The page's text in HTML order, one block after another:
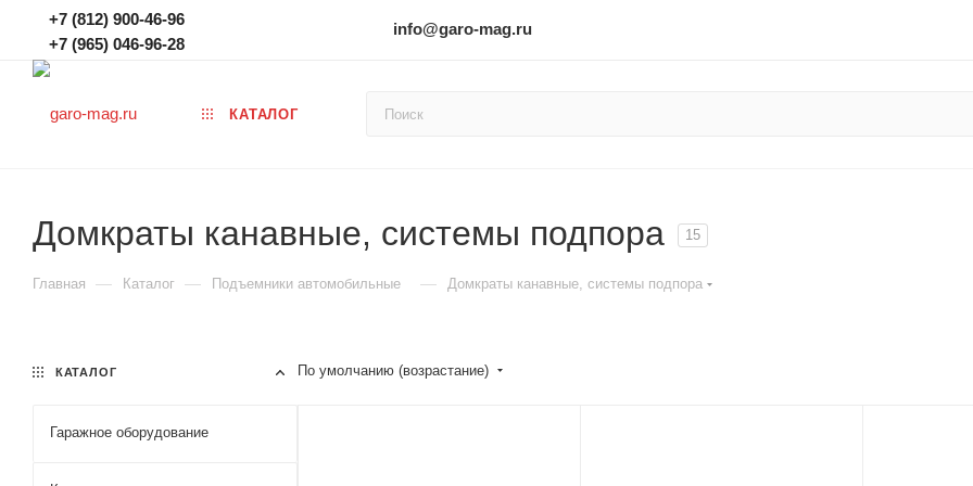
+7 (812) 900-46-96
+7 (965) 046-96-28
info@garo-mag.ru
КАТАЛОГ
Домкраты канавные, системы подпора 15
Главная — Каталог — Подъемники автомобильные — Домкраты канавные, системы подпора
По умолчанию (возрастание)
КАТАЛОГ
Гаражное оборудование